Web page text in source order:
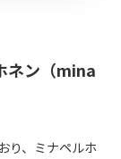
ネン（mina
り、ミナペルホ